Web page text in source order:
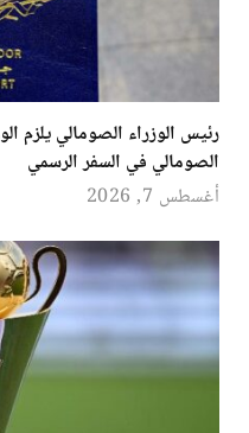
رئيس الوزراء الصومالي يلزم
الصومالي في السفر الرسمي
أغسطس 7, 2026